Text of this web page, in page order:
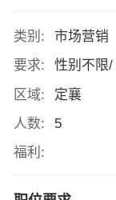
类别:
市场营销
要求:
性别不限
区域:
定襄
人数:
5
福利: